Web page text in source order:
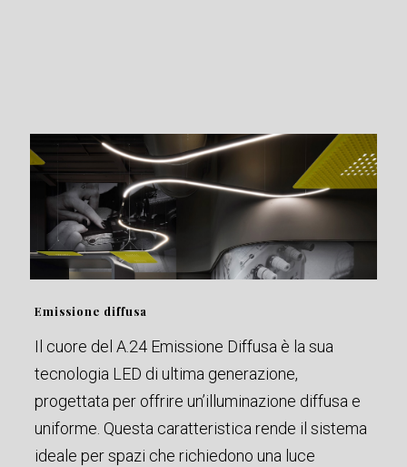
Emissione diffusa
Il cuore del A.24 Emissione Diffusa è la sua
tecnologia LED di ultima generazione,
progettata per offrire un’illuminazione diffusa e
uniforme. Questa caratteristica rende il sistema
ideale per spazi che richiedono una luce